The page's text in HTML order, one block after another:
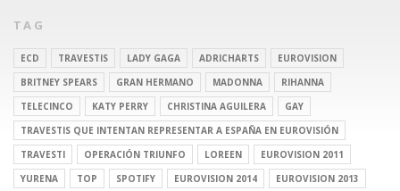
TAG
ECD TRAVESTIS LADY GAGA ADRICHARTS
EUROVISION
BRITNEY SPEARS
GRAN HERMANO MADONNA
RIHANNA
TELECINCO
KATY PERRY CHRISTINA AGUILERA
GAY
TRAVESTIS QUE INTENTAN REPRESENTAR A ESPAÑA EN EUROVISIÓN
TRAVESTI
OPERACIÓN TRIUNFO LOREEN
EUROVISION 2011
YURENA
TOP SPOTIFY EUROVISION 2014
EUROVISION 2013